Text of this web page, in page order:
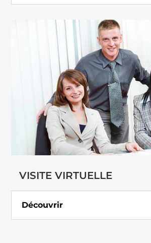
VISITE VIRTUELLE
Découvrir